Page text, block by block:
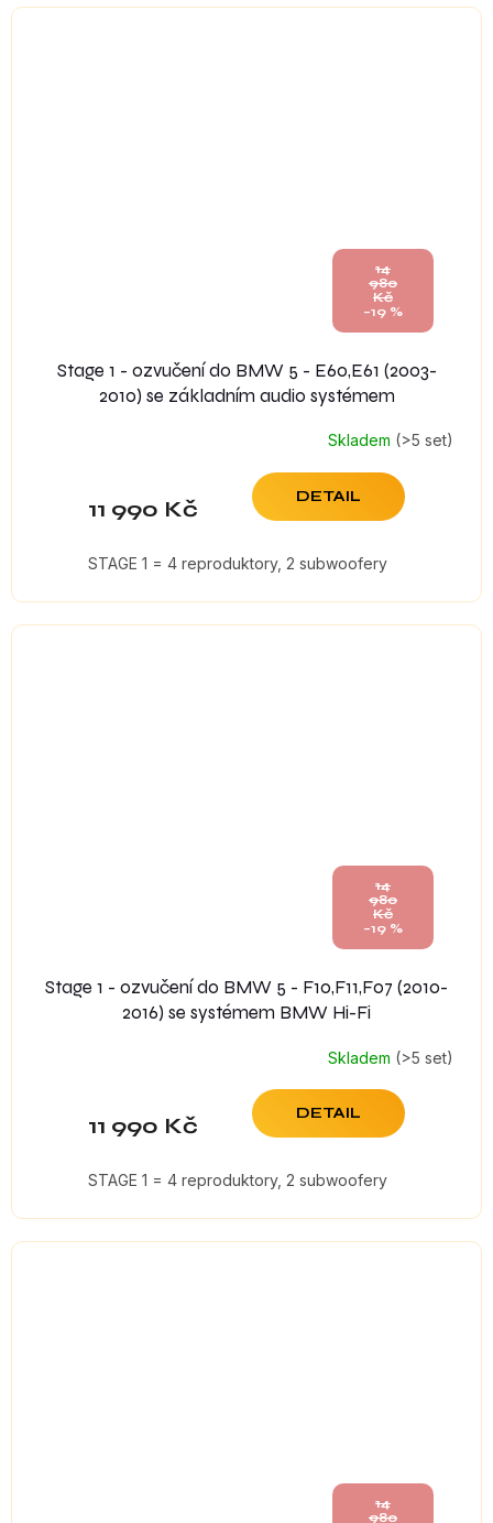
14
980
Kč
–19 %
Stage 1 - ozvučení do BMW 5 - E60,E61 (2003-
2010) se základním audio systémem
Skladem (>5 set)
11 990 Kč DETAIL
STAGE 1 = 4 reproduktory, 2 subwoofery
14
980
Kč
–19 %
Stage 1 - ozvučení do BMW 5 - F10,F11,F07 (2010-
2016) se systémem BMW Hi-Fi
Skladem (>5 set)
11 990 Kč DETAIL
STAGE 1 = 4 reproduktory, 2 subwoofery
14
980